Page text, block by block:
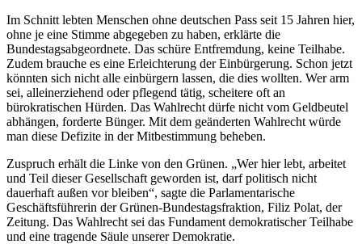
Im Schnitt lebten Menschen ohne deutschen Pass seit 15 Jahren hier,
ohne je eine Stimme abgegeben zu haben, erklärte die
Bundestagsabgeordnete. Das schüre Entfremdung, keine Teilhabe.
Zudem brauche es eine Erleichterung der Einbürgerung. Schon jetzt
könnten sich nicht alle einbürgern lassen, die dies wollten. Wer arm
sei, alleinerziehend oder pflegend tätig, scheitere oft an
bürokratischen Hürden. Das Wahlrecht dürfe nicht vom Geldbeutel
abhängen, forderte Bünger. Mit dem geänderten Wahlrecht würde
man diese Defizite in der Mitbestimmung beheben.
Zuspruch erhält die Linke von den Grünen. „Wer hier lebt, arbeitet
und Teil dieser Gesellschaft geworden ist, darf politisch nicht
dauerhaft außen vor bleiben“, sagte die Parlamentarische
Geschäftsführerin der Grünen-Bundestagsfraktion, Filiz Polat, der
Zeitung. Das Wahlrecht sei das Fundament demokratischer Teilhabe
und eine tragende Säule unserer Demokratie.